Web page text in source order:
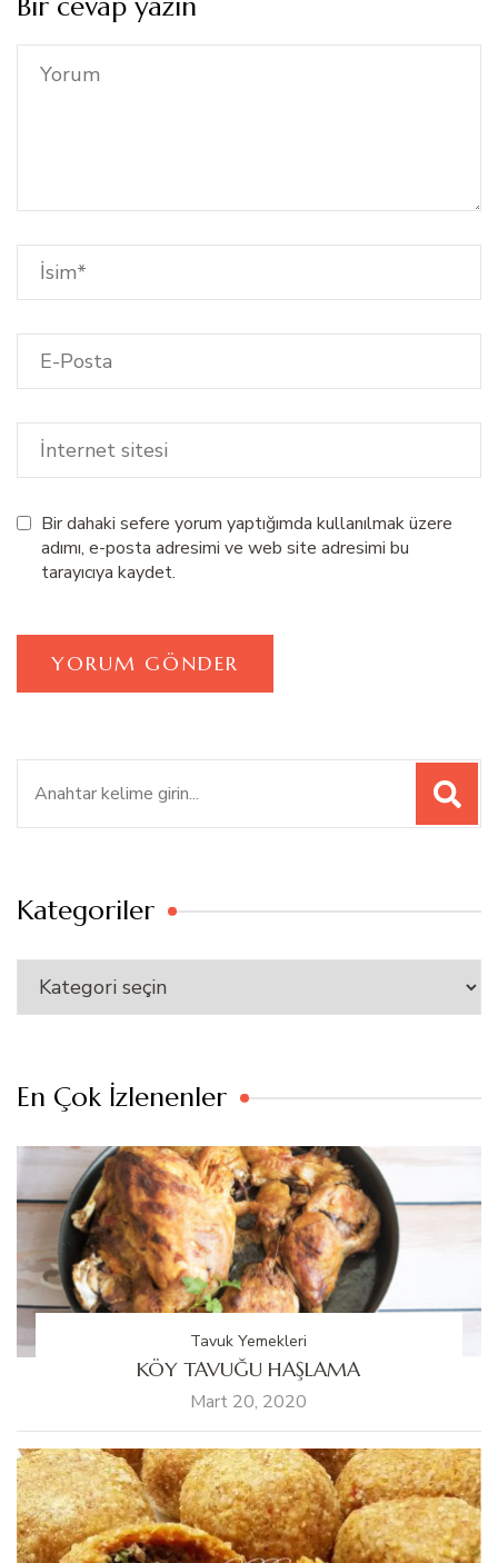
Bir dahaki sefere yorum yaptığımda kullanılmak üzere
adımı, e-posta adresimi ve web site adresimi bu
tarayıcıya kaydet.
Kategoriler
Kategoriler
En Çok İzlenenler
Tavuk Yemekleri
KÖY TAVUĞU HAŞLAMA
Mart 20, 2020